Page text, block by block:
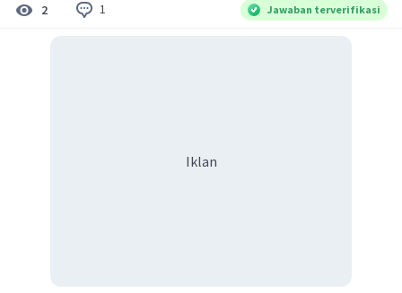
2 1 Jawaban terverifikasi
Iklan